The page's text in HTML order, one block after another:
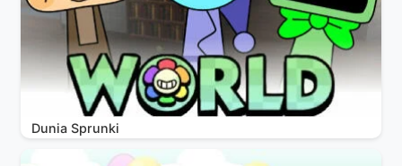
Dunia Sprunki